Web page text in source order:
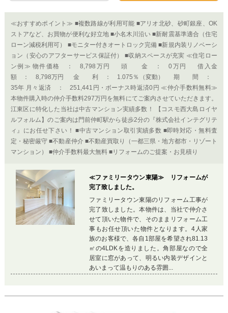
≪おすすめポイント≫ ■複数路線が利用可能 ■アリオ北砂、砂町銀座、OK
ストアなど、お買物が便利な好立地 ■小名木川沿い ■新耐震基準適合（住宅
ローン減税利用可） ■モニター付きオートロック完備 ■新規内装リノベーシ
ョン（安心のアフターサービス保証付） ■収納スペースが充実 ≪住宅ロー
ン例≫ 物件価格 ： 8,798万円 頭 金 ： 0万円 借入金
額 ： 8,798万円 金 利 ： 1.075％（変動） 期 間 ：
35年 月々返済 ： 251,441円・ボーナス時返済0円 ≪仲介手数料無料≫
本物件購入時の仲介手数料297万円を無料にてご案内させていただきます。
江東区に特化した当社は中古マンション実績多数！ 【コスモ西大島ロイヤ
ルフォルム】のご案内は門前仲町駅から徒歩2分の『株式会社インテグリテ
ィ』にお任せ下さい！ ■中古マンション取引実績多数 ■即時対応・無料査
定・秘密厳守 ■不動産仲介 ■不動産買取り（一都三県・地方都市・リゾート
マンション） ■仲介手数料最大無料 ■リフォームのご提案・お見積り
≪ファミリータウン東陽≫ リフォームが
完了致しました。
ファミリータウン東陽のリフォーム工事が
完了致しました。本物件は、当社で仲介さ
せて頂いた物件で、そのままリフォーム工
事もお任せ頂いた物件となります。4人家
族のお客様で、各自1部屋を希望され81.13
㎡の4LDKを造りました。角部屋なので全
居室に窓があって、明るい内装デザインと
あいまって温もりのある雰囲...